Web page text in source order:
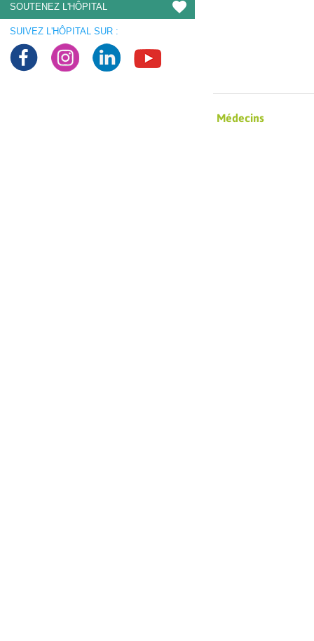
SOUTENEZ L'HÔPITAL
SUIVEZ L'HÔPITAL SUR :
Médecins